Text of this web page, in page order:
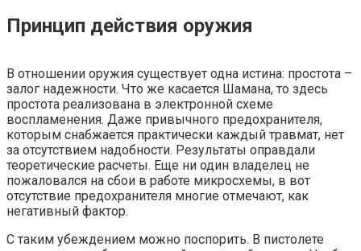
Принцип действия оружия
В отношении оружия существует одна истина: простота –
залог надежности. Что же касается Шамана, то здесь
простота реализована в электронной схеме
воспламенения. Даже привычного предохранителя,
которым снабжается практически каждый травмат, нет
за отсутствием надобности. Результаты оправдали
теоретические расчеты. Еще ни один владелец не
пожаловался на сбои в работе микросхемы, в вот
отсутствие предохранителя многие отмечают, как
негативный фактор.
С таким убеждением можно поспорить. В пистолете